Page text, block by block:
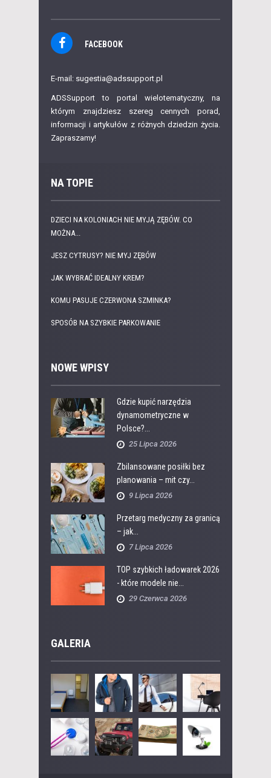
FACEBOOK
E-mail: sugestia@adssupport.pl
ADSSupport to portal wielotematyczny, na
którym znajdziesz szereg cennych porad,
informacji i artykułów z różnych dziedzin życia.
Zapraszamy!
NA TOPIE
DZIECI NA KOLONIACH NIE MYJĄ ZĘBÓW. CO
MOŻNA...
JESZ CYTRUSY? NIE MYJ ZĘBÓW
JAK WYBRAĆ IDEALNY KREM?
KOMU PASUJE CZERWONA SZMINKA?
SPOSÓB NA SZYBKIE PARKOWANIE
NOWE WPISY
Gdzie kupić narzędzia
dynamometryczne w
Polsce?...
25 Lipca 2026
Zbilansowane posiłki bez
planowania – mit czy...
9 Lipca 2026
Przetarg medyczny za granicą
– jak...
7 Lipca 2026
TOP szybkich ładowarek 2026
- które modele nie...
29 Czerwca 2026
GALERIA